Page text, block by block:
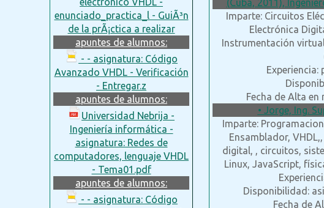
enunciado_practica_l - GuiÃ³n
de la prÃ¡ctica a realizar
apuntes de alumnos:
- - asignatura: Código
Avanzado VHDL - Verificación
- Entregar.z
apuntes de alumnos:
Universidad Nebrija -
Ingeniería informática -
asignatura: Redes de
computadores, lenguaje VHDL
- Tema01.pdf
apuntes de alumnos:
- - asignatura: Código
Imparte: Circuitos
Electrónica
Instrumentación
Experiencia:
Fecha de Alta en
• Jorge, Ing.
Imparte: Programacion
Ensamblador,
digital, , circuitos,
Linux, JavaScript,
Disponibilidad:
Fecha de